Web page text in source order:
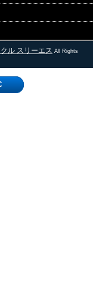
ル スリーエス All Rights